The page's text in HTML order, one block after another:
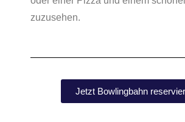
zuzusehen.
Jetzt Bowlingbahn